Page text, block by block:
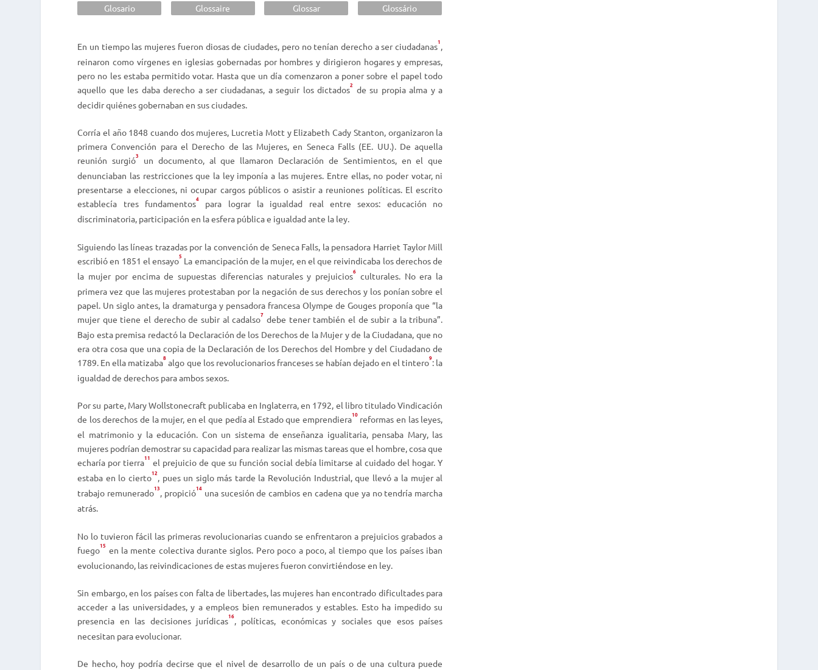
i
l
a
s
t
l
a
s
d
e
f
c
h
a
o
p
a
r
a
m
e
a
r
o
s
Glosario Glossaire Glossar Glossário
En un tiempo las mujeres fueron diosas de ciudades, pero no tenían derecho a ser ciudadanas1,
reinaron como vírgenes en iglesias gobernadas por hombres y dirigieron hogares y empresas,
pero no les estaba permitido votar. Hasta que un día comenzaron a poner sobre el papel todo
aquello que les daba derecho a ser ciudadanas, a seguir los dictados2 de su propia alma y a
decidir quiénes gobernaban en sus ciudades.
Corría el año 1848 cuando dos mujeres, Lucretia Mott y Elizabeth Cady Stanton, organizaron la
primera Convención para el Derecho de las Mujeres, en Seneca Falls (EE. UU.). De aquella
reunión surgió3
un documento, al que llamaron Declaración de Sentimientos, en el que
denunciaban las restricciones que la ley imponía a las mujeres. Entre ellas, no poder votar, ni
presentarse a elecciones, ni ocupar cargos públicos o asistir a reuniones políticas. El escrito
establecía tres fundamentos4para lograr la igualdad real entre sexos: educación no
discriminatoria, participación en la esfera pública e igualdad ante la ley.
Siguiendo las líneas trazadas por la convención de Seneca Falls, la pensadora Harriet Taylor Mill
escribió en 1851 el ensayo5 La emancipación de la mujer, en el que reivindicaba los derechos de
la mujer por encima de supuestas diferencias naturales y prejuicios6 culturales. No era la
primera vez que las mujeres protestaban por la negación de sus derechos y los ponían sobre el
papel. Un siglo antes, la dramaturga y pensadora francesa Olympe de Gouges proponía que “la
mujer que tiene el derecho de subir al cadalso7 debe tener también el de subir a la tribuna”.
Bajo esta premisa redactó la Declaración de los Derechos de la Mujer y de la Ciudadana, que no
era otra cosa que una copia de la Declaración de los Derechos del Hombre y del Ciudadano de
1789. En ella matizaba8 algo que los revolucionarios franceses se habían dejado en el tintero9: la
igualdad de derechos para ambos sexos.
Por su parte, Mary Wollstonecraft publicaba en Inglaterra, en 1792, el libro tituladoVindicación
de los derechos de la mujer, en el que pedía al Estado que emprendiera10reformas en las leyes,
el matrimonio y la educación. Con un sistema de enseñanza igualitaria, pensaba Mary, las
mujeres podrían demostrar su capacidad para realizar las mismas tareas que el hombre, cosa que
echaría por tierra11 el prejuicio de que su función social debía limitarse al cuidado del hogar. Y
estaba en lo cierto12, pues un siglo más tarde la Revolución Industrial, que llevó a la mujer al
trabajo remunerado13, propició14una sucesión de cambios en cadena que ya no tendría marcha
atrás.
No lo tuvieron fácil las primeras revolucionarias cuando se enfrentaron a prejuicios grabados a
fuego15 en la mente colectiva durante siglos. Pero poco a poco, al tiempo que los países iban
evolucionando, las reivindicaciones de estas mujeres fueron convirtiéndose en ley.
Sin embargo, en los países con falta de libertades, las mujeres han encontrado dificultades para
acceder a las universidades, y a empleos bien remunerados y estables. Esto ha impedido su
presencia en las decisiones jurídicas16, políticas, económicas y sociales que esos países
necesitan para evolucionar.
De hecho, hoy podría decirse que el nivel de desarrollo de un país o de una cultura puede